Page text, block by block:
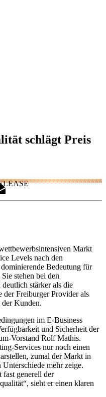
schlägt Preis
Markt
Levels nach den
Bedeutung für
stehen bei den
stärker als die
der Freiburger Provider als
der Kunden.
im E-Business
und Sicherheit der
Vorstand Rolf Mathis.
Services nur noch einen
zumal der Markt in
mehr zeige.
fast generell der
sieht er einen klaren